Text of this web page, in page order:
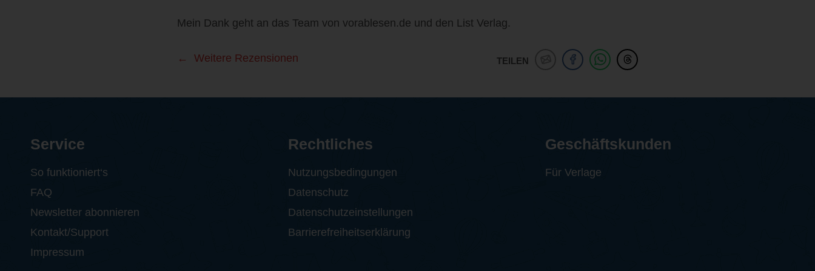
Mein Dank geht an das Team von vorablesen.de und den List Verlag.
TEILEN
Weitere Rezensionen
Service
So funktioniert‘s
FAQ
Newsletter abonnieren
Kontakt/Support
Impressum
Rechtliches
Nutzungsbedingungen
Datenschutz
Datenschutzeinstellungen
Barrierefreiheitserklärung
Geschäftskunden
Für Verlage